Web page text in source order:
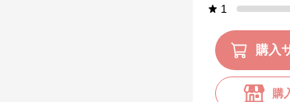
1
購入
購